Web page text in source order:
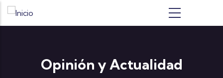
Pasar al contenido principal
Opinión y Actualidad